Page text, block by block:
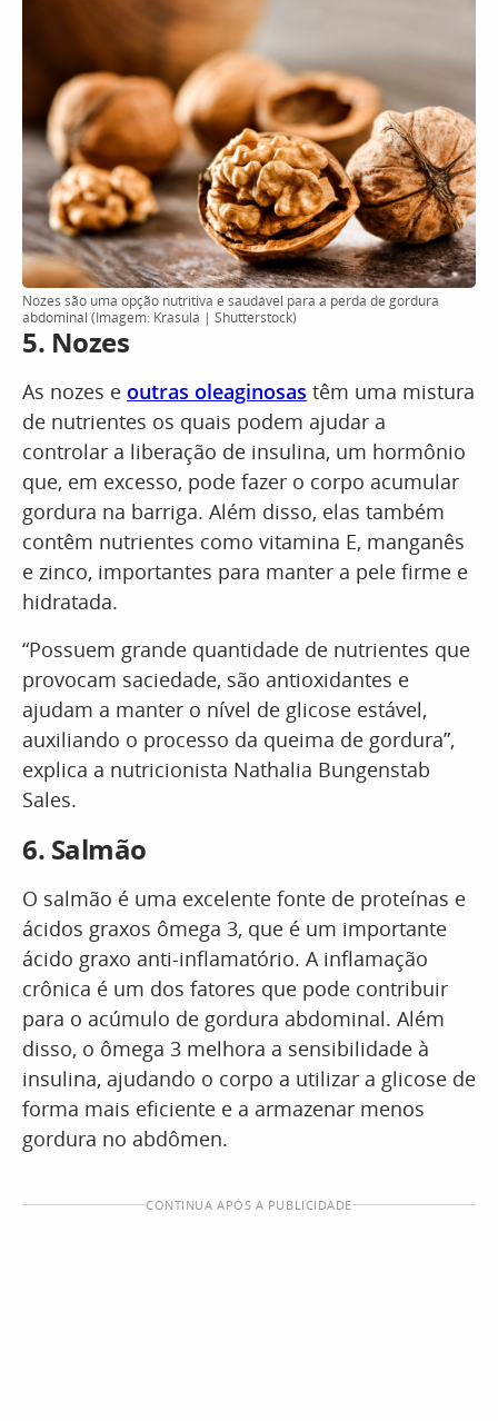
Nozes são uma opção nutritiva e saudável para a perda de gordura
abdominal (Imagem: Krasula | Shutterstock)
5. Nozes
As nozes e outras oleaginosas têm uma mistura
de nutrientes os quais podem ajudar a
controlar a liberação de insulina, um hormônio
que, em excesso, pode fazer o corpo acumular
gordura na barriga. Além disso, elas também
contêm nutrientes como vitamina E, manganês
e zinco, importantes para manter a pele firme e
hidratada.
“Possuem grande quantidade de nutrientes que
provocam saciedade, são antioxidantes e
ajudam a manter o nível de glicose estável,
auxiliando o processo da queima de gordura”,
explica a nutricionista Nathalia Bungenstab
Sales.
6. Salmão
O salmão é uma excelente fonte de proteínas e
ácidos graxos ômega 3, que é um importante
ácido graxo anti-inflamatório. A inflamação
crônica é um dos fatores que pode contribuir
para o acúmulo de gordura abdominal. Além
disso, o ômega 3 melhora a sensibilidade à
insulina, ajudando o corpo a utilizar a glicose de
forma mais eficiente e a armazenar menos
gordura no abdômen.
CONTINUA APÓS A PUBLICIDADE